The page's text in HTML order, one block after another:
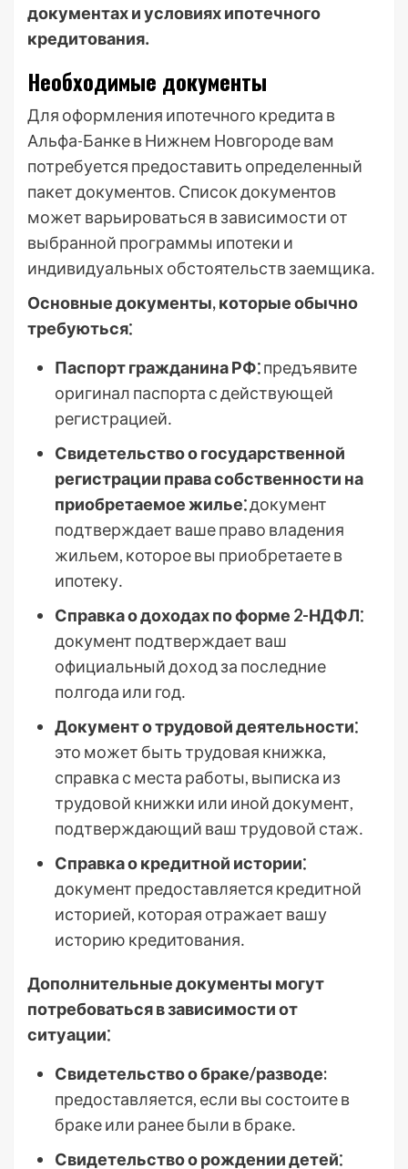
документах и условиях ипотечного
кредитования․
Необходимые документы
Для оформления ипотечного кредита в
Альфа-Банке в Нижнем Новгороде вам
потребуется предоставить определенный
пакет документов․ Список документов
может варьироваться в зависимости от
выбранной программы ипотеки и
индивидуальных обстоятельств заемщика․
Основные документы, которые обычно
требуються⁚
Паспорт гражданина РФ⁚предъявите
оригинал паспорта с действующей
регистрацией․
Свидетельство о государственной
регистрации права собственности на
приобретаемое жилье⁚документ
подтверждает ваше право владения
жильем, которое вы приобретаете в
ипотеку․
Справка о доходах по форме 2-НДФЛ⁚
документ подтверждает ваш
официальный доход за последние
полгода или год․
Документ о трудовой деятельности⁚
это может быть трудовая книжка,
справка с места работы, выписка из
трудовой книжки или иной документ,
подтверждающий ваш трудовой стаж․
Справка о кредитной истории⁚
документ предоставляется кредитной
историей, которая отражает вашу
историю кредитования․
Дополнительные документы могут
потребоваться в зависимости от
ситуации⁚
Свидетельство о браке/разводе:
предоставляется, если вы состоите в
браке или ранее были в браке․
Свидетельство о рождении детей⁚